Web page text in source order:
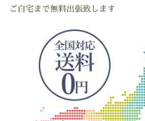
ご自宅まで無料出張致します